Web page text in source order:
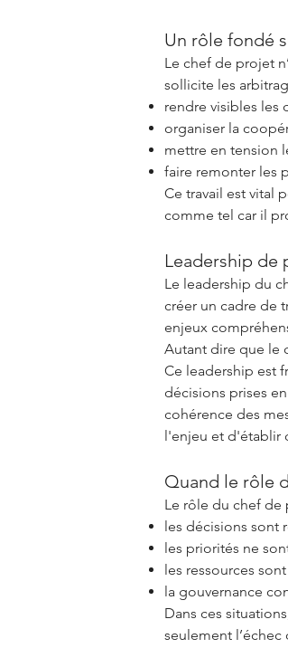
Un rôle fondé
Le chef de projet
sollicite les
rendre visibles les
organiser la
mettre en tension
faire remonter les
Ce travail est vital
comme tel car il
Leadership de
Le leadership du
créer un cadre de
enjeux
Autant dire que le
Ce leadership est
décisions prises
cohérence des
l'enjeu et d'établir
Quand le rôle
Le rôle du chef de
les décisions sont
les priorités ne
les ressources
la gouvernance
Dans ces
seulement